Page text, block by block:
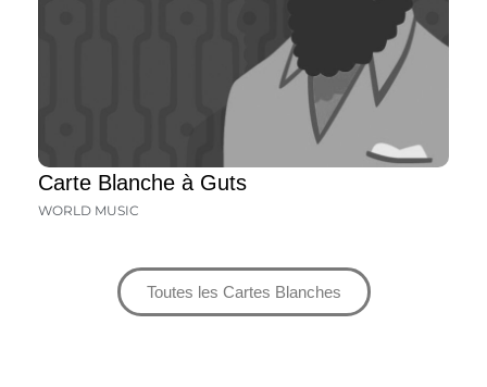
Carte Blanche à Guts
WORLD MUSIC
Toutes les Cartes Blanches